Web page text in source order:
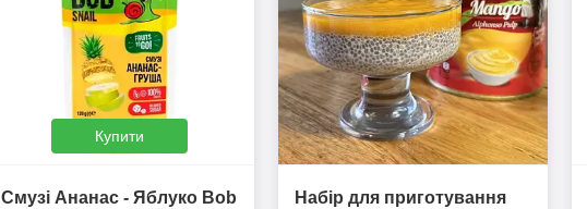
Купити
Смузі Ананас - Яблуко Bob
Набір для приготування